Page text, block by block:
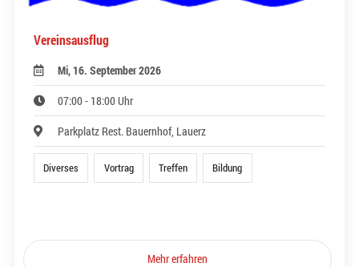
Vereinsausflug
Mi, 16. September 2026
07:00 - 18:00 Uhr
Parkplatz Rest. Bauernhof, Lauerz
Diverses Vortrag Treffen Bildung
Mehr erfahren